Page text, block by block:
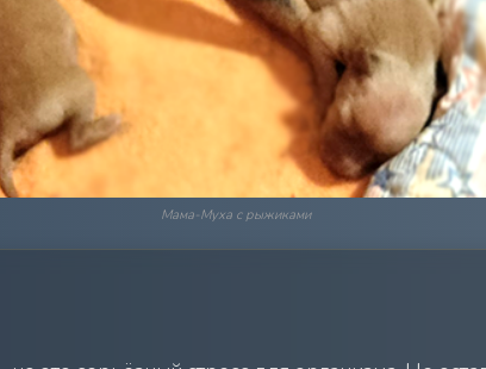
Мама-Муха с рыжиками